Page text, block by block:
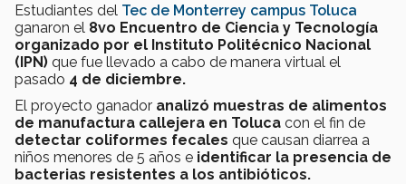
Estudiantes del Tec de Monterrey campus Toluca
ganaron el 8vo Encuentro de Ciencia y Tecnología
organizado por el Instituto Politécnico Nacional
(IPN) que fue llevado a cabo de manera virtual el
pasado 4 de diciembre.
El proyecto ganador analizó muestras de alimentos
de manufactura callejera en Toluca con el fin de
detectar coliformes fecales que causan diarrea a
niños menores de 5 años e identificar la presencia de
bacterias resistentes a los antibióticos.